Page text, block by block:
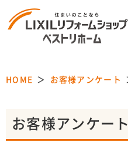
HOME お客様アンケート
お客様アンケート